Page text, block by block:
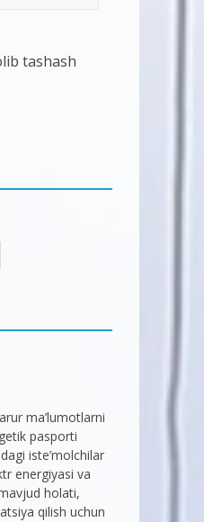
tashash
ma’lumotlarni
pasporti
iste’molchilar
energiyasi va
holati,
qilish uchun